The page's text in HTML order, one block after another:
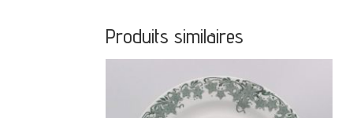
Produits similaires